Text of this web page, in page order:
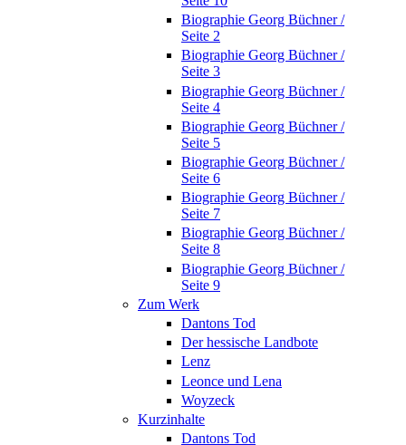
Biographie Georg Büchner /
Seite 2
Biographie Georg Büchner /
Seite 3
Biographie Georg Büchner /
Seite 4
Biographie Georg Büchner /
Seite 5
Biographie Georg Büchner /
Seite 6
Biographie Georg Büchner /
Seite 7
Biographie Georg Büchner /
Seite 8
Biographie Georg Büchner /
Seite 9
Zum Werk
Dantons Tod
Der hessische Landbote
Lenz
Leonce und Lena
Woyzeck
Kurzinhalte
Dantons Tod